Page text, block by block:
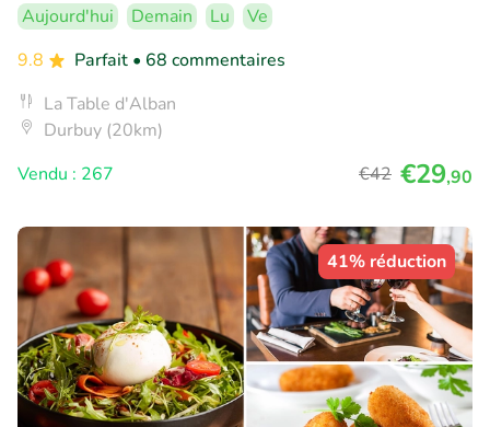
Aujourd'hui Demain Lu
Ve
9.8
Parfait • 68 commentaires
La Table d'Alban
Durbuy (20km)
Vendu : 267
€42 €29,90
41% réduction